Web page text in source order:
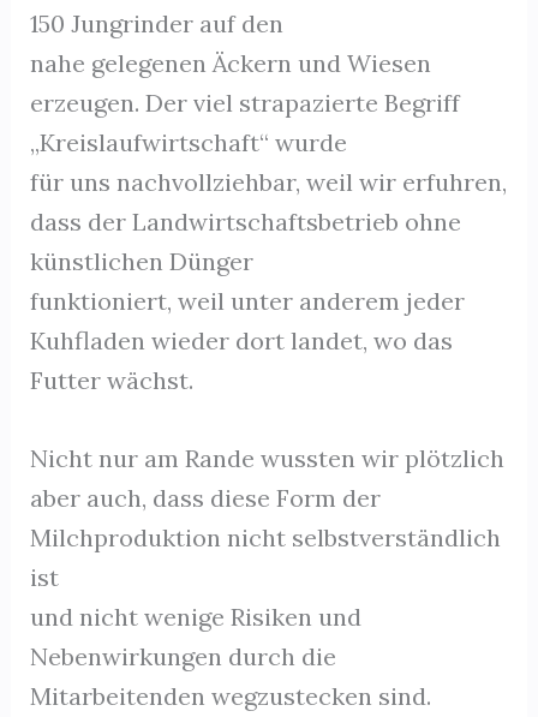
150 Jungrinder auf den
nahe gelegenen Äckern und Wiesen
erzeugen. Der viel strapazierte Begriff
„Kreislaufwirtschaft“ wurde
für uns nachvollziehbar, weil wir erfuhren,
dass der Landwirtschaftsbetrieb ohne
künstlichen Dünger
funktioniert, weil unter anderem jeder
Kuhfladen wieder dort landet, wo das
Futter wächst.
Nicht nur am Rande wussten wir plötzlich
aber auch, dass diese Form der
Milchproduktion nicht selbstverständlich
ist
und nicht wenige Risiken und
Nebenwirkungen durch die
Mitarbeitenden wegzustecken sind.